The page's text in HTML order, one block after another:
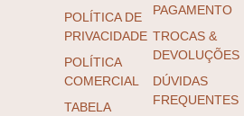
POLÍTICA DE
PRIVACIDADE
POLÍTICA
COMERCIAL
TABELA
PAGAMENTO
TROCAS &
DEVOLUÇÕES
DÚVIDAS
FREQUENTES